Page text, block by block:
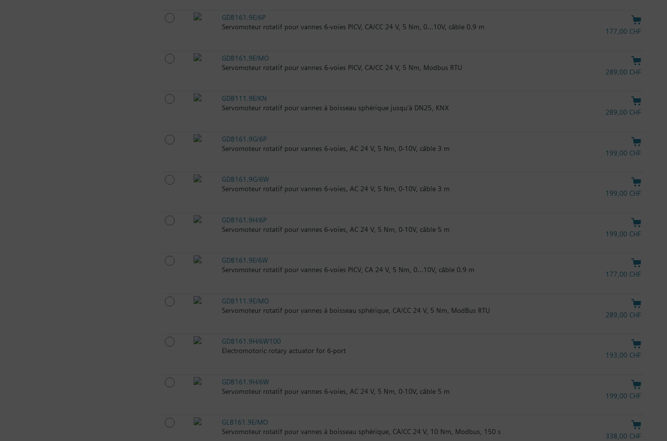
GDB161.9E/6P
Servomoteur rotatif pour vannes 6-voies PICV, CA/CC 24 V, 5 Nm, 0...10V, câble 0.9 m
177,00 CHF
GDB161.9E/MO
Servomoteur rotatif pour vannes 6-voies PICV, CA/CC 24 V, 5 Nm, Modbus RTU
289,00 CHF
GDB111.9E/KN
Servomoteur rotatif pour vannes à boisseau sphérique jusqu'à DN25, KNX
289,00 CHF
GDB161.9G/6P
Servomoteur rotatif pour vannes 6-voies, AC 24 V, 5 Nm, 0-10V, câble 3 m
199,00 CHF
GDB161.9G/6W
Servomoteur rotatif pour vannes 6-voies, AC 24 V, 5 Nm, 0-10V, câble 3 m
199,00 CHF
GDB161.9H/6P
Servomoteur rotatif pour vannes 6-voies, AC 24 V, 5 Nm, 0-10V, câble 5 m
199,00 CHF
GDB161.9E/6W
Servomoteur rotatif pour vannes 6-voies PICV, CA 24 V, 5 Nm, 0...10V, câble 0.9 m
177,00 CHF
GDB111.9E/MO
Servomoteur rotatif pour vannes à boisseau sphérique, CA/CC 24 V, 5 Nm, ModBus RTU
289,00 CHF
GDB161.9H/6W100
Electromotoric rotary actuator for 6-port
193,00 CHF
GDB161.9H/6W
Servomoteur rotatif pour vannes 6-voies, AC 24 V, 5 Nm, 0-10V, câble 5 m
199,00 CHF
GLB161.9E/MO
Servomoteur rotatif pour vannes à boisseau sphérique, CA/CC 24 V, 10 Nm, Modbus, 150 s
338,00 CHF